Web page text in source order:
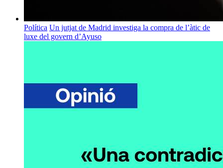
Política Un jutjat de Madrid investiga la compra de l’àtic de
luxe del govern d’Ayuso